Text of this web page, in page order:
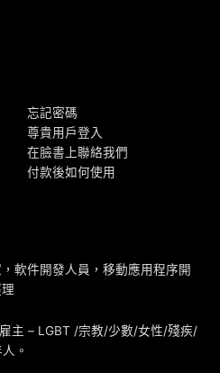
忘記密碼
尊貴用戶登入
在臉書上聯絡我們
付款後如何使用
軟件開發人員，移動應用程序開
主 – LGBT /宗教/少數/女性/殘疾/
。